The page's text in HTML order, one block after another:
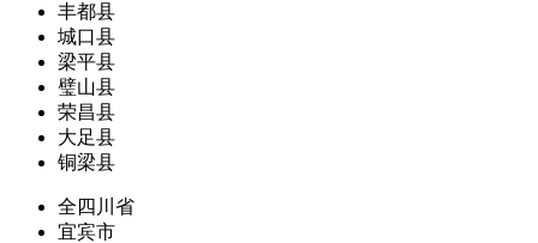
丰都县
城口县
梁平县
璧山县
荣昌县
大足县
铜梁县
全四川省
宜宾市